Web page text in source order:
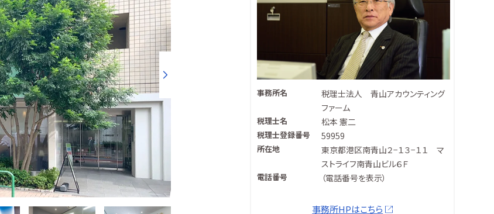
事務所名
税理士法人 青山アカウンティング
ファーム
税理士名 松本 憲二
税理士登録番号 59959
所在地
東京都港区南青山２−１３−１１ マ
ストライフ南青山ビル６Ｆ
電話番号 （電話番号を表示）
事務所HPはこちら